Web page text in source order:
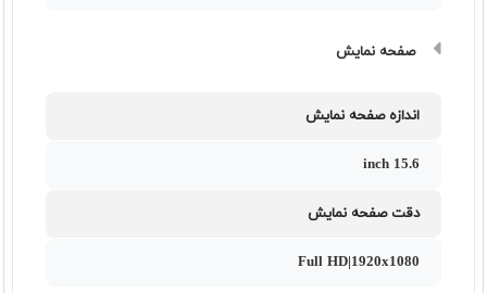
صفحه نمایش
اندازه صفحه نمایش
15.6 inch
دقت صفحه نمایش
Full HD|1920x1080